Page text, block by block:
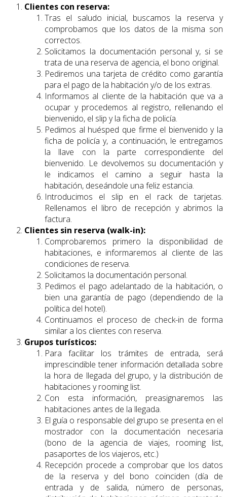
Clientes con reserva:
Tras el saludo inicial, buscamos la reserva y
comprobamos que los datos de la misma son
correctos.
Solicitamos la documentación personal y, si se
trata de una reserva de agencia, el bono original.
Pediremos una tarjeta de crédito como garantía
para el pago de la habitación y/o de los extras.
Informamos al cliente de la habitación que va a
ocupar y procedemos al registro, rellenando el
bienvenido, el slip y la ficha de policía.
Pedimos al huésped que firme el bienvenido y la
ficha de policía y, a continuación, le entregamos
la llave con la parte correspondiente del
bienvenido. Le devolvemos su documentación y
le indicamos el camino a seguir hasta la
habitación, deseándole una feliz estancia.
Introducimos el slip en el rack de tarjetas.
Rellenamos el libro de recepción y abrimos la
factura.
Clientes sin reserva (walk-in):
Comprobaremos primero la disponibilidad de
habitaciones, e informaremos al cliente de las
condiciones de reserva.
Solicitamos la documentación personal.
Pedimos el pago adelantado de la habitación, o
bien una garantía de pago (dependiendo de la
política del hotel).
Continuamos el proceso de check-in de forma
similar a los clientes con reserva.
Grupos turísticos:
Para facilitar los trámites de entrada, será
imprescindible tener información detallada sobre
la hora de llegada del grupo, y la distribución de
habitaciones y rooming list.
Con esta información, preasignaremos las
habitaciones antes de la llegada.
El guía o responsable del grupo se presenta en el
mostrador con la documentación necesaria
(bono de la agencia de viajes, rooming list,
pasaportes de los viajeros, etc.)
Recepción procede a comprobar que los datos
de la reserva y del bono coinciden (día de
entrada y de salida, número de personas,